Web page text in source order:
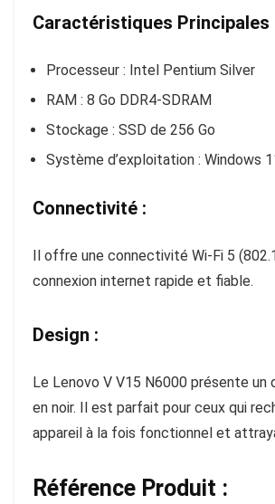
Caractéristiques Principales
Processeur : Intel Pentium Silver
RAM : 8 Go DDR4-SDRAM
Stockage : SSD de 256 Go
Système d’exploitation : Windows
Connectivité :
Il offre une connectivité Wi-Fi 5
connexion internet rapide et fiable.
Design :
Le Lenovo V V15 N6000 présente un
en noir. Il est parfait pour ceux qui
appareil à la fois fonctionnel et
Référence Produit :